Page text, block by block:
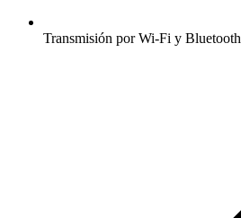
Transmisión por Wi-Fi y Bluetooth